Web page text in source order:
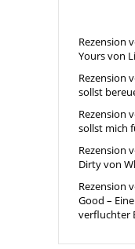
Rezension
Yours von
Rezension
sollst
Rezension
sollst mich
Rezension
Dirty von
Rezension
Good –
verfluchter